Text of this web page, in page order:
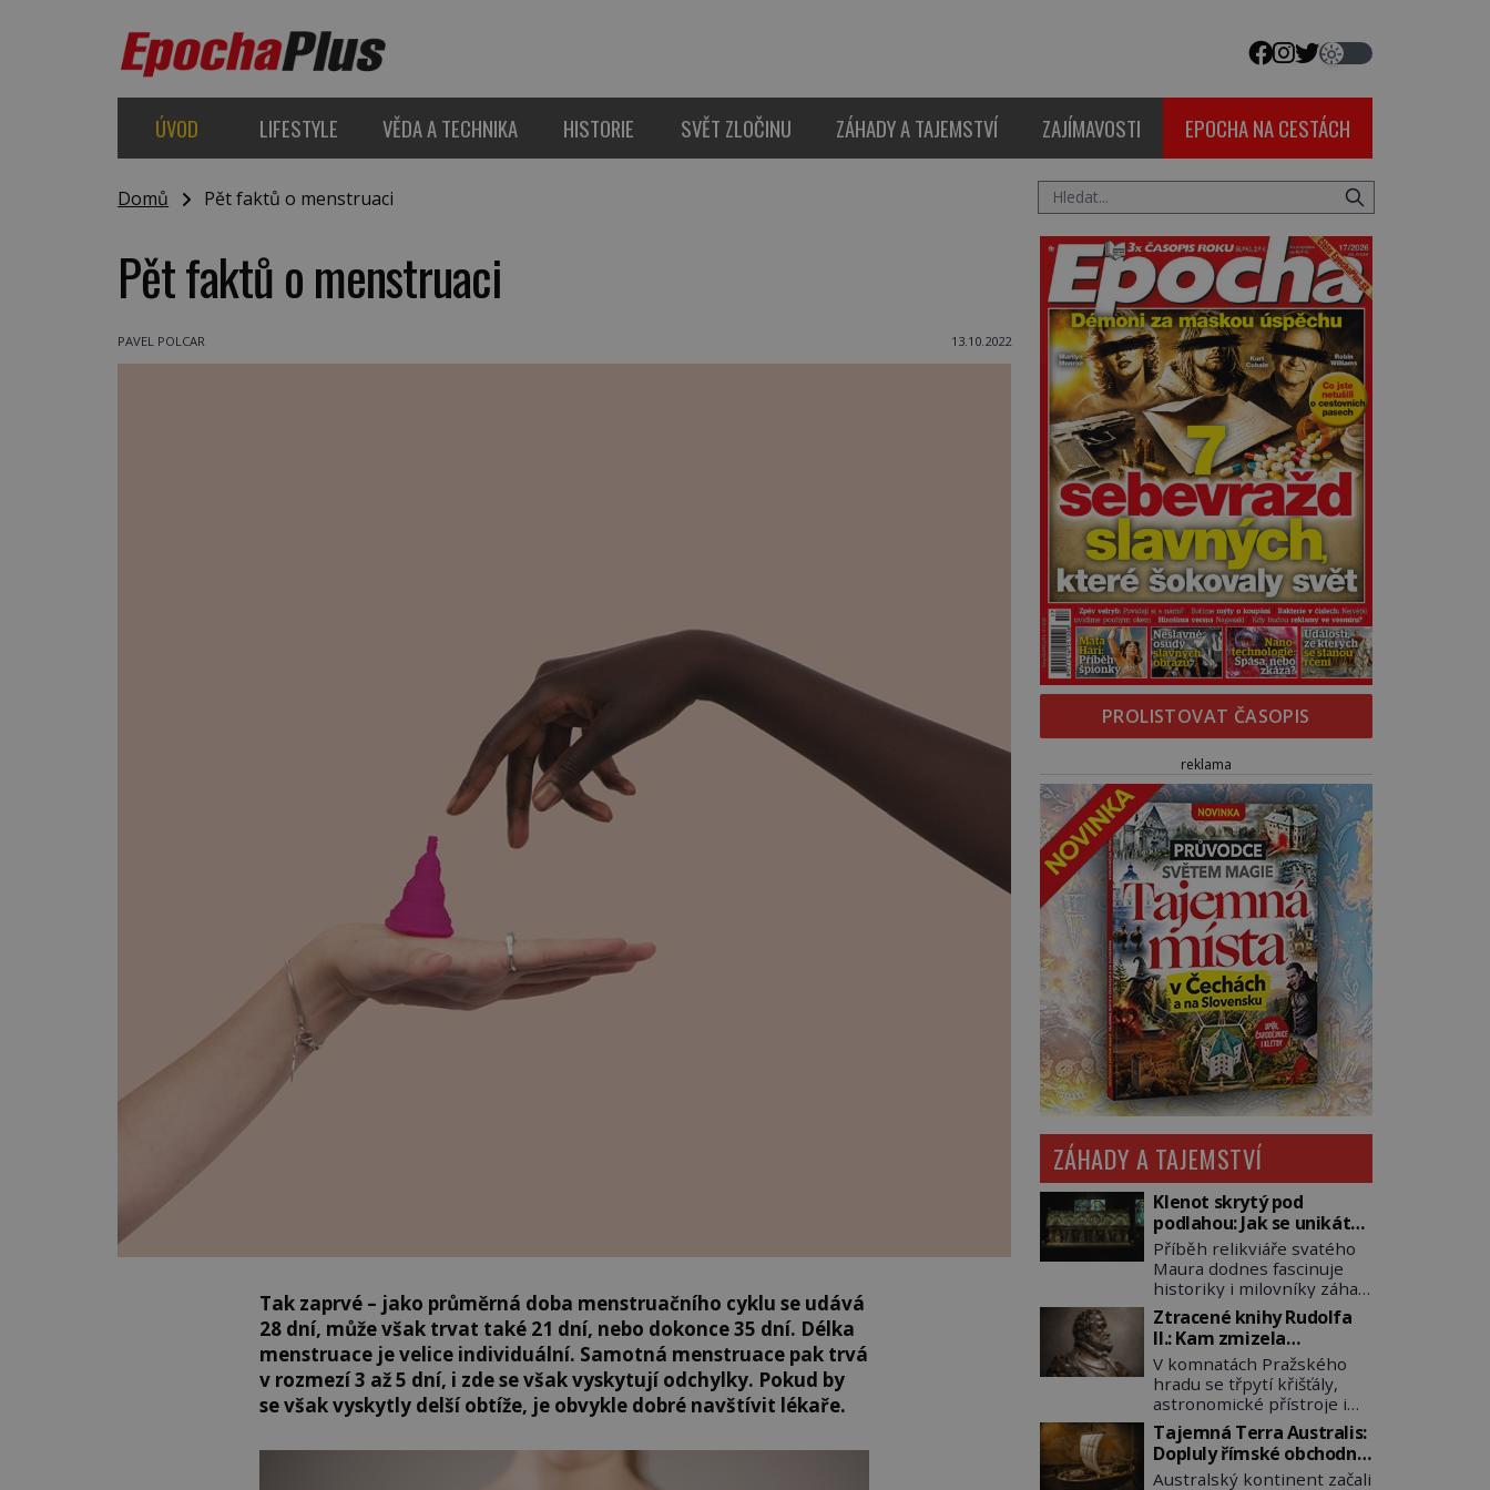
ÚVOD LIFESTYLE VĚDA A TECHNIKA HISTORIE SVĚT ZLOČINU ZÁHADY A TAJEMSTVÍ ZAJÍMAVOSTI EPOCHA NA CESTÁCH
Domů Pět faktů o menstruaci
Pět faktů o menstruaci
PAVEL POLCAR 13.10.2022
Tak zaprvé – jako průměrná doba menstruačního cyklu se udává
28 dní, může však trvat také 21 dní, nebo dokonce 35 dní. Délka
menstruace je velice individuální. Samotná menstruace pak trvá
v rozmezí 3 až 5 dní, i zde se však vyskytují odchylky. Pokud by
se však vyskytly delší obtíže, je obvykle dobré navštívit lékaře.
PROLISTOVAT ČASOPIS
reklama
ZÁHADY A TAJEMSTVÍ
Klenot skrytý pod
podlahou: Jak se unikátní
románský poklad dostal
do zapadlého Bečova?
Příběh relikviáře svatého
Maura dodnes fascinuje
historiky i milovníky záhad
po celém světě. Tato
románská zlatnická
památka ze 13. století je
po českých korunovačních
klenotech druhým
nejcennějším movitým
majetkem v České
republice. Přestože byl
klenot v roce 1985 po
Ztracené knihy Rudolfa
II.: Kam zmizela
nejzáhadnější knihovna
Evropy?
V komnatách Pražského
hradu se třpytí křišťály,
astronomické přístroje i
podivné alchymistické
rukopisy. Císař Rudolf II.
shromažďuje vše, co
souvisí s tajemstvím
Tajemná Terra Australis:
Dopluly římské obchodní
lodě až do Austrálie?
Australský kontinent začali